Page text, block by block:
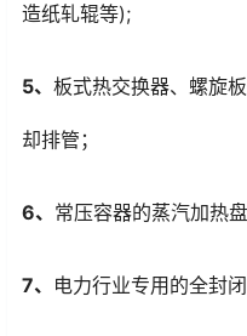
造纸轧辊等);
5、 板式热交换器、螺旋
却排管；
6、 常压容器的蒸汽加热
7、 电力行业专用的全封